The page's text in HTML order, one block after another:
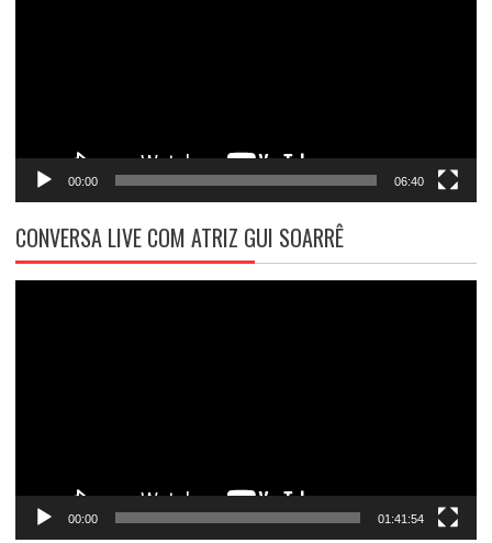
00:00 06:40
CONVERSA LIVE COM ATRIZ GUI SOARRÊ
00:00 01:41:54